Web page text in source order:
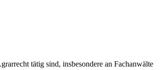
tätig sind, insbesondere an Fachanwälte